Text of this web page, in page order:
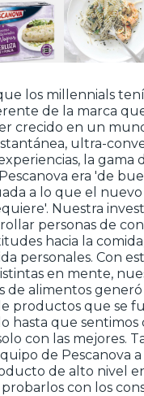
los millennials
de la marca
crecido en un
ultra-
la gama
era 'de
a lo que el nuevo
Nuestra
personas de
hacia la
personales. Con
en mente,
de alimentos
productos que se
hasta que sentimos
con las mejores.
de Pescanova
de alto nivel
con los